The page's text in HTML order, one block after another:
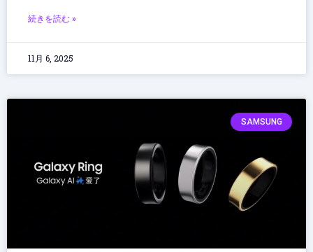
続きを読む »
11月 6, 2025
SAMSUNG